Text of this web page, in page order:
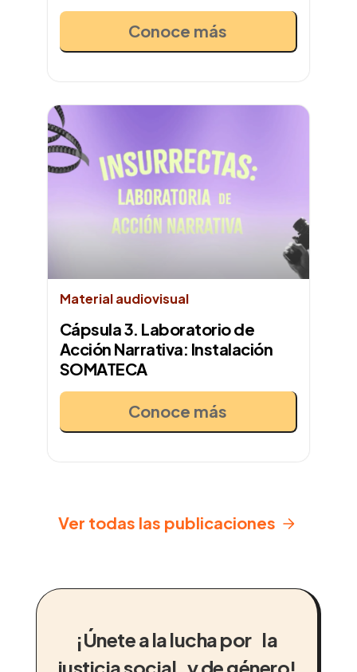
Conoce más
Cápsula 3. Laboratorio de
Acción Narrativa: Instalación
SOMATECA
Material audiovisual
Conoce más
Ver todas las publicaciones
¡Únete a la lucha por la